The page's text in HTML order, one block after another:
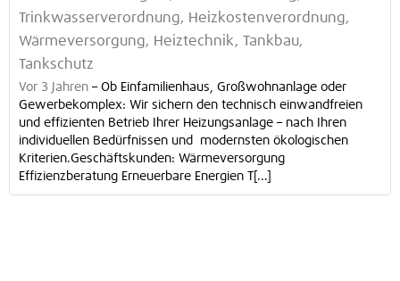
Trinkwasserverordnung, Heizkostenverordnung,
Wärmeversorgung, Heiztechnik, Tankbau,
Tankschutz
Vor 3 Jahren – Ob Einfamilienhaus, Großwohnanlage oder
Gewerbekomplex: Wir sichern den technisch einwand­freien
und effizienten Betrieb Ihrer Heizungsanlage – nach Ihren
individuellen Bedürfnissen und modernsten ökologischen
Kriterien.Geschäftskunden: Wärmeversorgung
Effizienzberatung Erneuerbare Energien T[...]